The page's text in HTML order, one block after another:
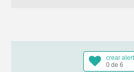
crear
0 de 6